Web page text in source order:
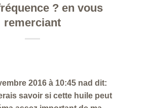
? en vous
remerciant
2016 à 10:45 nad dit:
savoir si cette huile peut